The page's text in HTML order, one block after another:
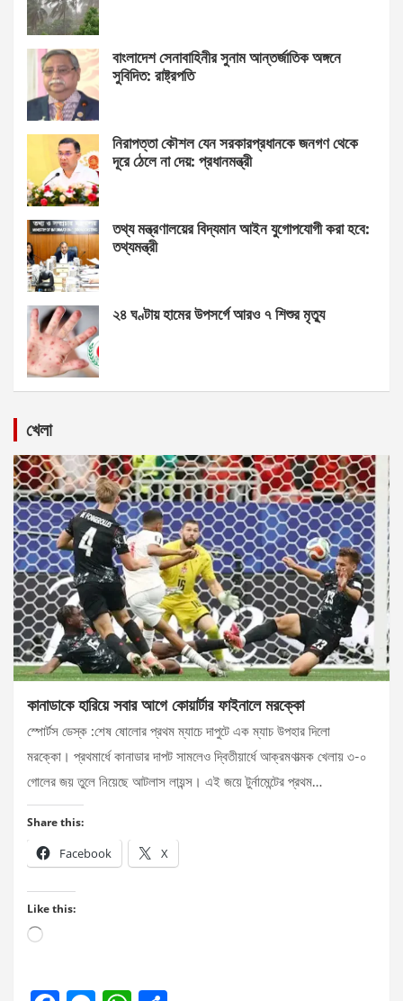
বাংলাদেশ সেনাবাহিনীর সুনাম আন্তর্জাতিক অঙ্গনে
সুবিদিত: রাষ্ট্রপতি
নিরাপত্তা কৌশল যেন সরকারপ্রধানকে জনগণ থেকে
দূরে ঠেলে না দেয়: প্রধানমন্ত্রী
তথ্য মন্ত্রণালয়ের বিদ্যমান আইন যুগোপযোগী করা হবে:
তথ্যমন্ত্রী
২৪ ঘণ্টায় হামের উপসর্গে আরও ৭ শিশুর মৃত্যু
খেলা
কানাডাকে হারিয়ে সবার আগে কোয়ার্টার ফাইনালে মরক্কো
স্পোর্টস ডেস্ক :শেষ ষোলোর প্রথম ম্যাচে দাপুটে এক ম্যাচ উপহার দিলো
মরক্কো। প্রথমার্ধে কানাডার দাপট সামলেও দ্বিতীয়ার্ধে আক্রমণাত্মক খেলায় ৩-০
গোলের জয় তুলে নিয়েছে আটলাস লায়ন্স। এই জয়ে টুর্নামেন্টের প্রথম…
Share this:
Facebook X
Like this:
Loading…